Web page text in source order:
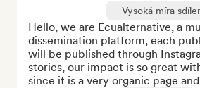
Vysoká míra
Hello, we are Ecualternative, a
dissemination platform, each
will be published through
stories, our impact is so great
since it is a very organic page